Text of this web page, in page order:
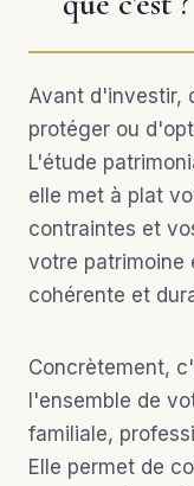
Avant d'investir,
protéger ou
L'étude
elle met à plat
contraintes et
votre patrimoine
cohérente et
Concrètement,
l'ensemble de
familiale,
Elle permet de